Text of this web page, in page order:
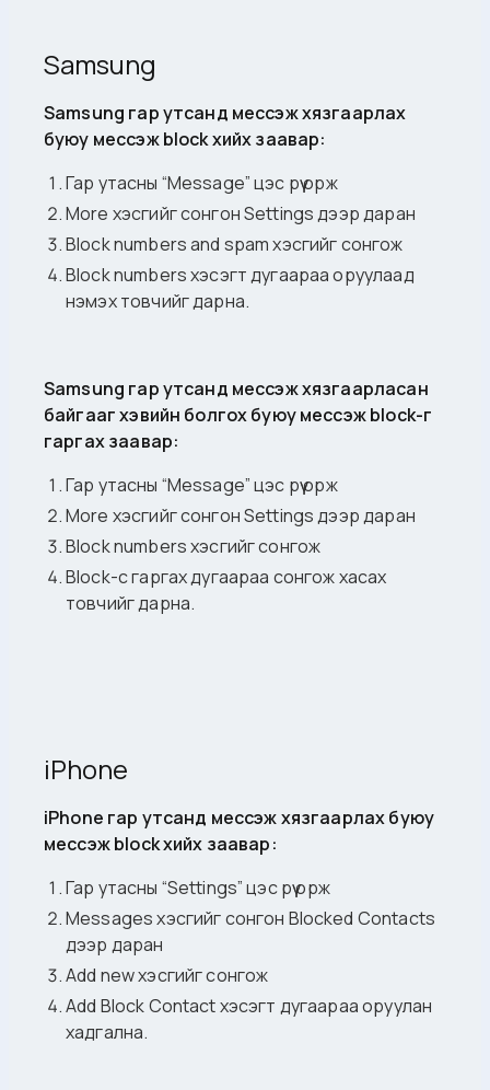
Samsung
Samsung гар утсанд мессэж хязгаарлах
буюу мессэж block хийх заавар:
Гар утасны “Message” цэс рүү орж
More хэсгийг сонгон Settings дээр даран
Block numbers and spam хэсгийг сонгож
Block numbers хэсэгт дугаараа оруулаад
нэмэх товчийг дарна.
Samsung гар утсанд мессэж хязгаарласан
байгааг хэвийн болгох буюу мессэж block-г
гаргах заавар:
Гар утасны “Message” цэс рүү орж
More хэсгийг сонгон Settings дээр даран
Block numbers хэсгийг сонгож
Block-с гаргах дугаараа сонгож хасах
товчийг дарна.
iPhone
iPhone гар утсанд мессэж хязгаарлах буюу
мессэж block хийх заавар:
Гар утасны “Settings” цэс рүү орж
Messages хэсгийг сонгон Blocked Contacts
дээр даран
Add new хэсгийг сонгож
Add Block Contact хэсэгт дугаараа оруулан
хадгална.